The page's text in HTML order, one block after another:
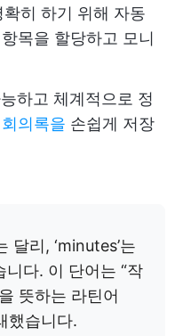
히 하기 위해 자동
목을 할당하고 모니
하고 체계적으로 정
회의록을 손쉽게 저장
달리, ‘minutes’는
다. 이 단어는 “작
뜻하는 라틴어
했습니다.